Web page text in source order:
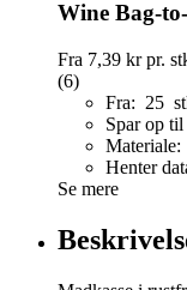
Wine Bag-
Fra 7,39 krpr.
(6)
Fra: 25
Spar op
Henter
Se mere